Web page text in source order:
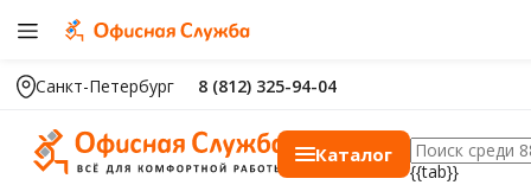
Санкт-Петербург 8 (812) 325-94-04
Каталог
{{tab}}